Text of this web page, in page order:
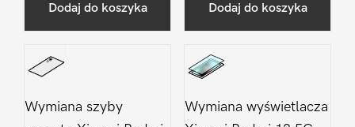
Dodaj do koszyka Dodaj do koszyka
Wymiana szyby
Wymiana wyświetlacza